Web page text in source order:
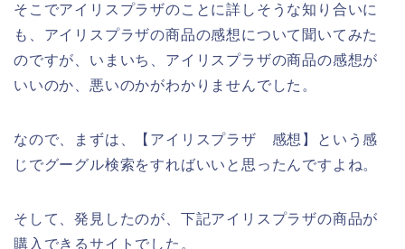
そこでアイリスプラザのことに詳しそうな知り合いに
も、アイリスプラザの商品の感想について聞いてみた
のですが、いまいち、アイリスプラザの商品の感想が
いいのか、悪いのかがわかりませんでした。
なので、まずは、【アイリスプラザ 感想】という感
じでグーグル検索をすればいいと思ったんですよね。
そして、発見したのが、下記アイリスプラザの商品が
購入できるサイトでした。